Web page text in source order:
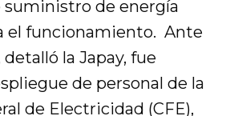
suministro de energía
el funcionamiento. Ante
la Japay, fue
de personal de la
de Electricidad (CFE),